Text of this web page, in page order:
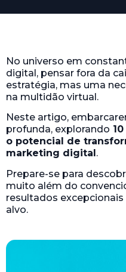
No universo em
digital, pensar fora da
estratégia, mas uma
na multidão virtual.
Neste artigo,
profunda, explorando
o potencial de
marketing digital .
Prepare-se para
muito além do
resultados
alvo.